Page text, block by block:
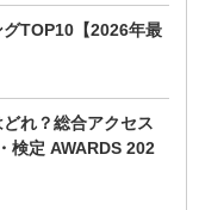
TOP10【2026年最
れ？総合アクセス
検定 AWARDS 202